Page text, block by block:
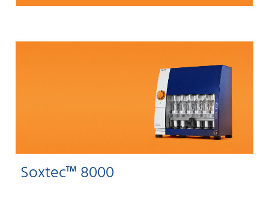
Soxtec™ 8000